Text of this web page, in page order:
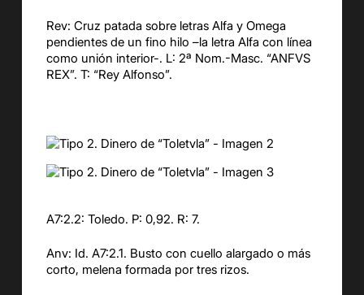
Rev: Cruz patada sobre letras Alfa y Omega
pendientes de un fino hilo –la letra Alfa con línea
como unión interior-. L: 2ª Nom.-Masc. “ANFVS
REX”. T: “Rey Alfonso”.
A7:2.2: Toledo. P: 0,92. R: 7.
Anv: Id. A7:2.1. Busto con cuello alargado o más
corto, melena formada por tres rizos.